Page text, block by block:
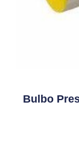
Bulbo